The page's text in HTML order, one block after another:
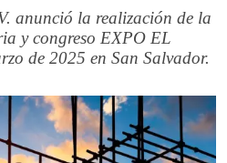
anunció la realización de la
y congreso EXPO EL
de 2025 en San Salvador.